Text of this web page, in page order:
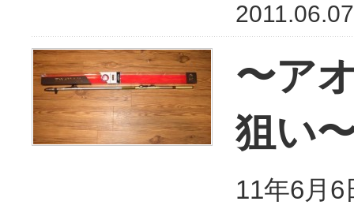
2011.06.07
〜ア
狙い
11年6月